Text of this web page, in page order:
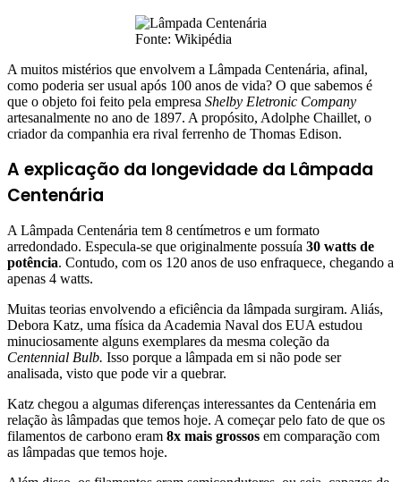
Fonte: Wikipédia
A muitos mistérios que envolvem a Lâmpada Centenária, afinal,
como poderia ser usual após 100 anos de vida? O que sabemos é
que o objeto foi feito pela empresa Shelby Eletronic Company
artesanalmente no ano de 1897. A propósito, Adolphe Chaillet, o
criador da companhia era rival ferrenho de Thomas Edison.
A explicação da longevidade da Lâmpada
Centenária
A Lâmpada Centenária tem 8 centímetros e um formato
arredondado. Especula-se que originalmente possuía 30 watts de
potência. Contudo, com os 120 anos de uso enfraquece, chegando a
apenas 4 watts.
Muitas teorias envolvendo a eficiência da lâmpada surgiram. Aliás,
Debora Katz, uma física da Academia Naval dos EUA estudou
minuciosamente alguns exemplares da mesma coleção da
Centennial Bulb. Isso porque a lâmpada em si não pode ser
analisada, visto que pode vir a quebrar.
Katz chegou a algumas diferenças interessantes da Centenária em
relação às lâmpadas que temos hoje. A começar pelo fato de que os
filamentos de carbono eram 8x mais grossos em comparação com
as lâmpadas que temos hoje.